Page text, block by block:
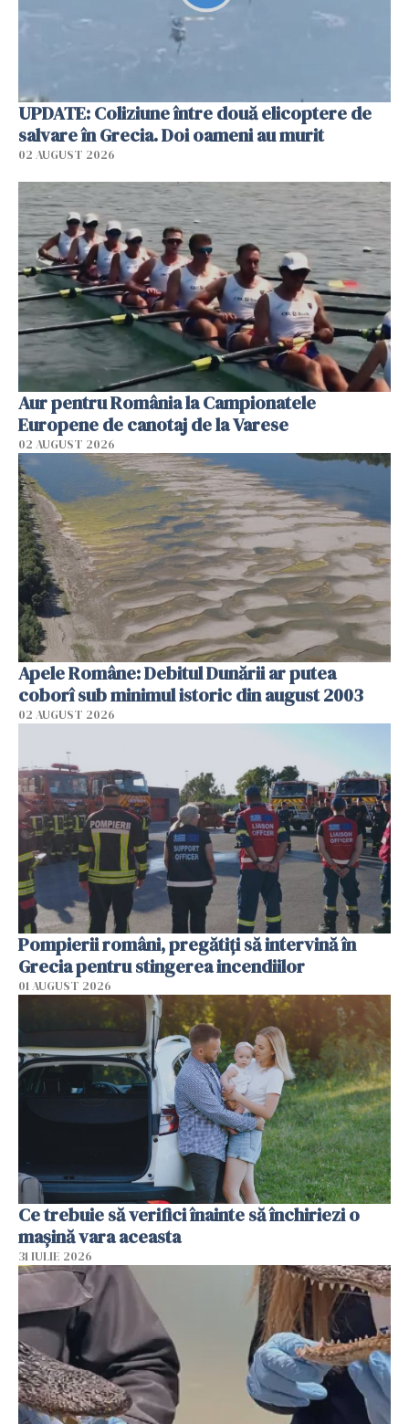
UPDATE: Coliziune între două elicoptere de
salvare în Grecia. Doi oameni au murit
02 AUGUST 2026
Aur pentru România la Campionatele
Europene de canotaj de la Varese
02 AUGUST 2026
Apele Române: Debitul Dunării ar putea
coborî sub minimul istoric din august 2003
02 AUGUST 2026
Pompierii români, pregătiţi să intervină în
Grecia pentru stingerea incendiilor
01 AUGUST 2026
Ce trebuie să verifici înainte să închiriezi o
mașină vara aceasta
31 IULIE 2026